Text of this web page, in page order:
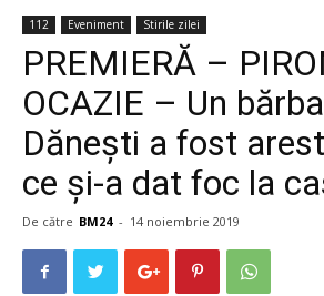
112 Eveniment Stirile zilei
PREMIERĂ –
OCAZIE – Un
Dănești a fost
ce și-a dat foc la
De către BM24 - 14 noiembrie 2019